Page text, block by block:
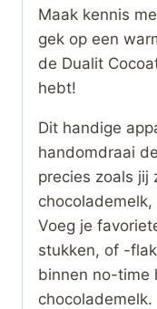
Maak kennis
gek op een
de Dualit
hebt!
Dit handige
handomdraai
precies zoals jij
Voeg je
stukken, of -
binnen no-time
chocolademelk.